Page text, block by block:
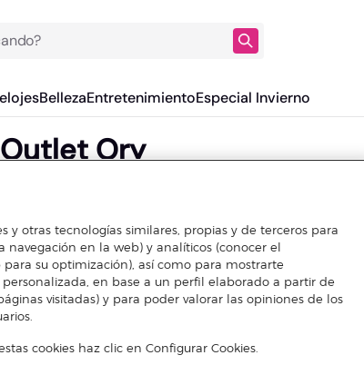
BellezaEntretenimientoEspecial Invierno
Outlet Ory
y otras tecnologías similares, propias y de terceros para
en la web) y analíticos (conocer el
su optimización), así como para mostrarte
en base a un perfil elaborado a partir de
visitadas) y para poder valorar las opiniones de los
cookies haz clic en Configurar Cookies.